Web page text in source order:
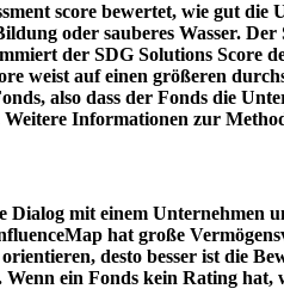
score bewertet, wie gut
oder sauberes Wasser.
der SDG Solutions Score
weist auf einen größeren
also dass der Fonds die
Informationen zur
Dialog mit einem Unternehmen
hat große
desto besser ist die
Wenn ein Fonds kein Rating